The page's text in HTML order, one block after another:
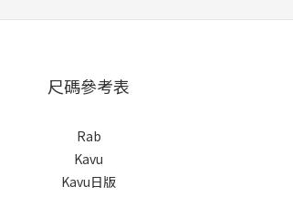
尺碼參考表
Rab
Kavu
Kavu日版